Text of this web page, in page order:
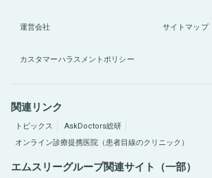
運営会社 サイトマップ
カスタマーハラスメントポリシー
関連リンク
トピックス
AskDoctors総研
オンライン診療提携医院（患者目線のクリニック）
エムスリーグループ関連サイト（一部）